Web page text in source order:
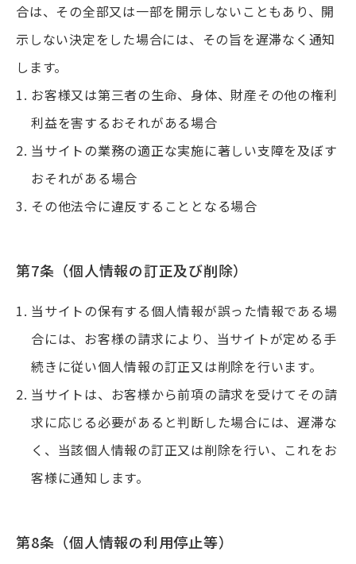
合は、その全部又は一部を開示しないこともあり、開
示しない決定をした場合には、その旨を遅滞なく通知
します。
お客様又は第三者の生命、身体、財産その他の権利
利益を害するおそれがある場合
当サイトの業務の適正な実施に著しい支障を及ぼす
おそれがある場合
その他法令に違反することとなる場合
第7条（個人情報の訂正及び削除）
当サイトの保有する個人情報が誤った情報である場
合には、お客様の請求により、当サイトが定める手
続きに従い個人情報の訂正又は削除を行います。
当サイトは、お客様から前項の請求を受けてその請
求に応じる必要があると判断した場合には、遅滞な
く、当該個人情報の訂正又は削除を行い、これをお
客様に通知します。
第8条（個人情報の利用停止等）